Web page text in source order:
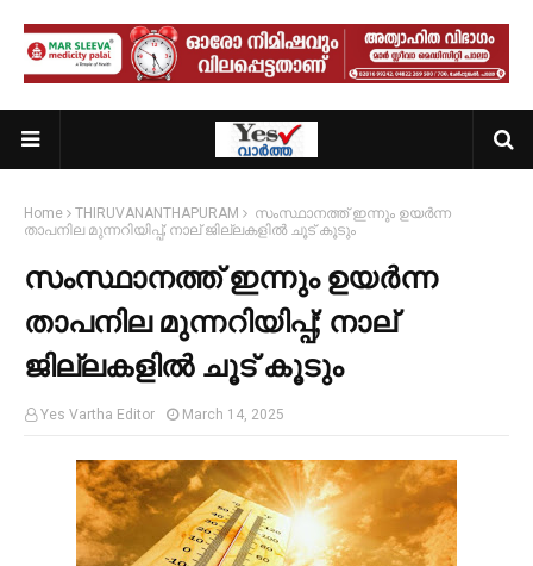
Home THIRUVANANTHAPURAM
സംസ്ഥാനത്ത് ഇന്നും ഉയർന്ന
താപനില മുന്നറിയിപ്പ്; നാല് ജില്ലകളിൽ ചൂട് കൂടും
സംസ്ഥാനത്ത് ഇന്നും ഉയർന്ന
താപനില മുന്നറിയിപ്പ്; നാല്
ജില്ലകളിൽ ചൂട് കൂടും
Yes Vartha Editor March 14, 2025